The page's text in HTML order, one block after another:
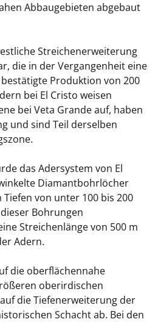
Abbaugebieten abgebaut
Streichenerweiterung
die in der Vergangenheit eine
Produktion von 200
bei El Cristo weisen
bei Veta Grande auf, haben
und sind Teil derselben
das Adersystem von El
Diamantbohrlöcher
von unter 100 bis 200
Bohrungen
Streichenlänge von 500 m
Adern.
die oberflächennahe
oberirdischen
die Tiefenerweiterung der
Schacht ab. Bei den